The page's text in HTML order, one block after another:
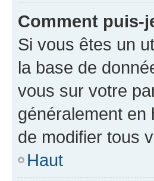
Comment puis-
Si vous êtes un
la base de
vous sur votre
généralement
de modifier tous
Haut